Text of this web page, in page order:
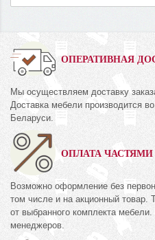
ОПЕРАТИВНАЯ
Мы осуществляем доставку
Доставка мебели производится
Беларуси.
ОПЛАТА ЧАСТЯМИ
Возможно оформление без
том числе и на акционный товар.
от выбранного комплекта
менеджеров.